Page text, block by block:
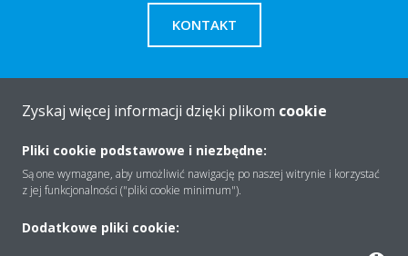
KONTAKT
Rozwiązania
Zyskaj więcej informacji dzięki plikom cookie
Pliki cookie podstawowe i niezbędne:
Są one wymagane, aby umożliwić nawigację po naszej witrynie i korzystać
z jej funkcjonalności ("pliki cookie minimum").
Dodatkowe pliki cookie: